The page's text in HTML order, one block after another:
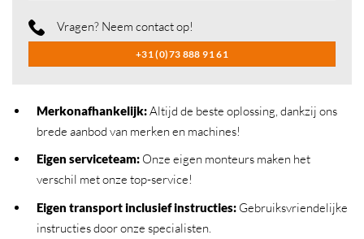
Vragen? Neem contact op!
+31 (0)73 888 91 61
Merkonafhankelijk:Altijd de beste oplossing, dankzij ons
brede aanbod van merken en machines!
Eigen serviceteam:Onze eigen monteurs maken het
verschil met onze top-service!
Eigen transport inclusief instructies:Gebruiksvriendelijke
instructies door onze specialisten.